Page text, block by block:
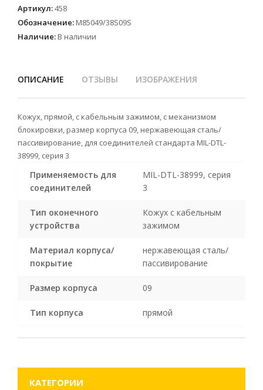
Артикул:458
Обозначение: M85049/38S09S
Наличие: В наличии
ОПИСАНИЕ ОТЗЫВЫ ИЗОБРАЖЕНИЯ
Кожух, прямой, с кабельным зажимом, с механизмом
блокировки, размер корпуса 09, нержавеющая сталь/
пассивирование, для соединителей стандарта MIL-DTL-
38999, серия 3
Применяемость для
соединителей
MIL-DTL-38999, серия
3
Тип оконечного
устройства
Кожух с кабельным
зажимом
Материал корпуса/
покрытие
нержавеющая сталь/
пассивирование
Размер корпуса 09
Тип корпуса прямой
КАТЕГОРИИ